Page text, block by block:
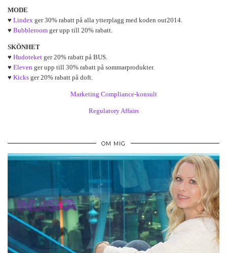
MODE
♥ Lindex ger 30% rabatt på alla ytterplagg med koden out2014.
♥ Bubbleroom ger upp till 20% rabatt.
SKÖNHET
♥ Hudoteket ger 20% rabatt på BUS.
♥ Eleven ger upp till 30% rabatt på sommarprodukter.
♥ Kicks ger 20% rabatt på doft.
Marketing Compliance-konsult
Regulatory Affairs
OM MIG